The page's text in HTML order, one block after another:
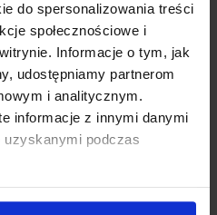
do spersonalizowania treści
społecznościowe i
Informacje o tym, jak
udostępniamy partnerom
i analitycznym.
informacje z innymi danymi
podczas